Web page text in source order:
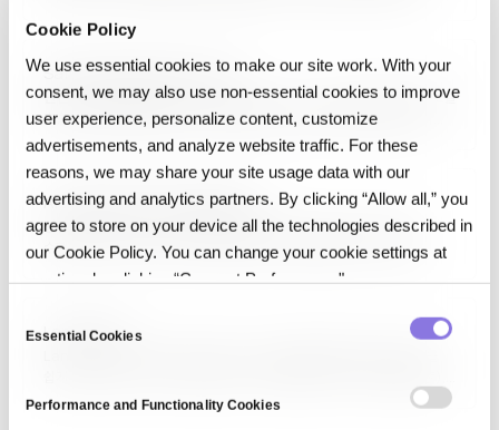
Cookie Policy
We use essential cookies to make our site work. With your
consent, we may also use non‑essential cookies to improve
user experience, personalize content, customize
advertisements, and analyze website traffic. For these
reasons, we may share your site usage data with our
advertising and analytics partners. By clicking “Allow all,” you
agree to store on your device all the technologies described in
our Cookie Policy. You can change your cookie settings at
any time by clicking “Consent Preferences."
Essential Cookies
Performance and Functionality Cookies
감사, 장애 디버깅, 실험 비교, 모델 진화 추적의 기반입니다. 단순 기록이
Safe LLM Execution Layer
안전 LLM 실행 계층(Safe LLM Execution Layer)은 대규모 언어 모델
호출 전후에 프롬프트 검증, 민감정보 필터링, 정책 강제, 출력 검증, 감사
로깅을 수행하는 미들웨어 계층입니다. 프롬프트 인젝션 방지, 개인정보
노출 차단, 환각 완화, 편향 필터링을 제공하며, 엔터프라이즈 환경에서
LLM을 안전하고…
Artificial General Intelligence
인공 일반 지능(AGI, Artificial General Intelligence)은 인간이
수행할 수 있는 모든 지적 작업을 이해하고 학습·적용할 수 있는 이론적
형태의 AI입니다. 특정 작업에 제한된 현재의 Narrow AI와 달리, AGI는
다양한 도메인에 걸쳐 지식을 일반화할 수 있습니다. 아직 순수하게
LangChain
에이전트, 메모리, 외부 도구·데이터 연결(RAG) 기능을 제공하며,
Python·JavaScript로 사용 가능합니다. LLM 기반 챗봇, 질의응답